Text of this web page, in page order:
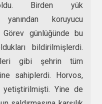
Birden yük
koruyucu
günlüğünde bu
bildirilmişlerdi.
gibi şehrin tüm
sahiplerdi. Horvos,
yetiştirilmişti. Yine de